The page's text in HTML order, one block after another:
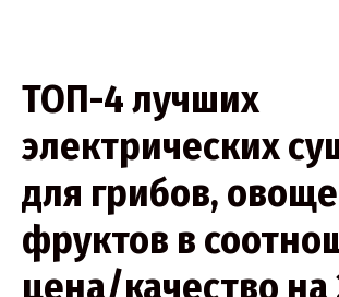
ТОП-4 лучших
электрических
для грибов,
фруктов в